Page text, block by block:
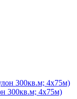
300кв.м; 4x75м)